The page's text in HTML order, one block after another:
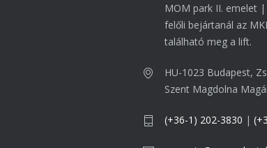
MOM park II. emelet
felőli bejártanál az
található meg a lift.
HU-1023 Budapest,
Szent Magdolna
(+36-1) 202-3830 |